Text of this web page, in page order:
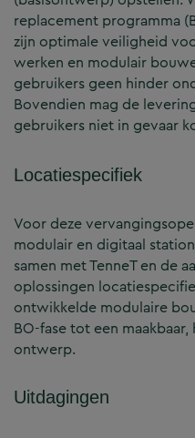
replacement programma
zijn optimale veiligheid
werken en modulair
gebruikers geen hinder
Bovendien mag de
gebruikers niet in gevaar
Locatiespecifiek
Voor deze
modulair en digitaal
samen met TenneT en de
oplossingen
ontwikkelde modulaire
BO-fase tot een
ontwerp.
Uitdagingen